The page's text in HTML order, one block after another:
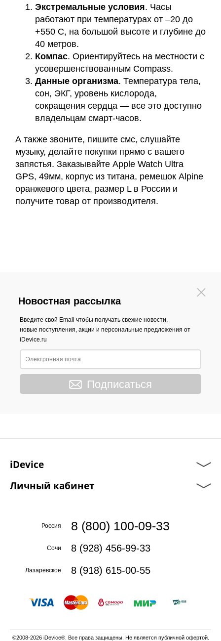
Экстремальные условия. Часы
работают при температурах от –20 до
+550 С, на большой высоте и глубине до
40 метров.
Компас. Ориентируйтесь на местности с
усовершенствованным Compass.
Данные организма. Температура тела,
сон, ЭКГ, уровень кислорода,
сокращения сердца — все это доступно
владельцам смарт-часов.
А также звоните, пишите смс, слушайте
музыку, делайте покупки прямо с вашего
запястья. Заказывайте Apple Watch Ultra
GPS, 49мм, корпус из титана, ремешок Alpine
оранжевого цвета, размер L в России и
получите товар от производителя.
Новостная рассылка
Введите свой Email чтобы получать свежие новости,
новые поступления, акции и персональные предложения от
iDevice.ru
Подписаться
iDevice
Личный кабинет
Россия 8 (800) 100-09-33
Сочи 8 (928) 456-99-33
Лазаревское 8 (918) 615-00-55
©2008-2026 iDevice®. Все права защищены. Не является публичной офертой.